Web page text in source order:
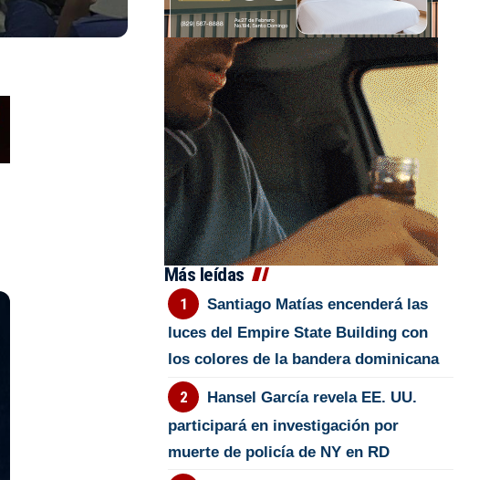
Más leídas
Santiago Matías encenderá las
luces del Empire State Building con
los colores de la bandera dominicana
Hansel García revela EE. UU.
participará en investigación por
muerte de policía de NY en RD